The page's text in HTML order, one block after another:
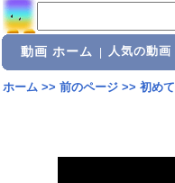
動画 ホーム 人気の動画
ホーム>> 前のページ>> 初め